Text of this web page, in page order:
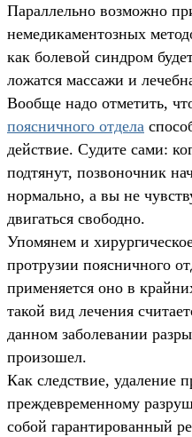
Параллельно возможно
немедикаментозных
как болевой синдром
ложатся массажи и
Вообще надо отметить,
поясничного отдела
действие. Судите сами:
подтянут, позвоночник
нормально, а вы не
двигаться свободно.
Упомянем и
протрузии поясничного
применяется оно в
такой вид лечения
данном заболевании
произошел.
Как следствие, удаление
преждевременному
собой гарантированный